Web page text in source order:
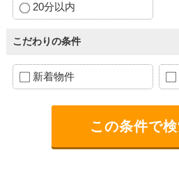
20分以内
こだわりの条件
新着物件